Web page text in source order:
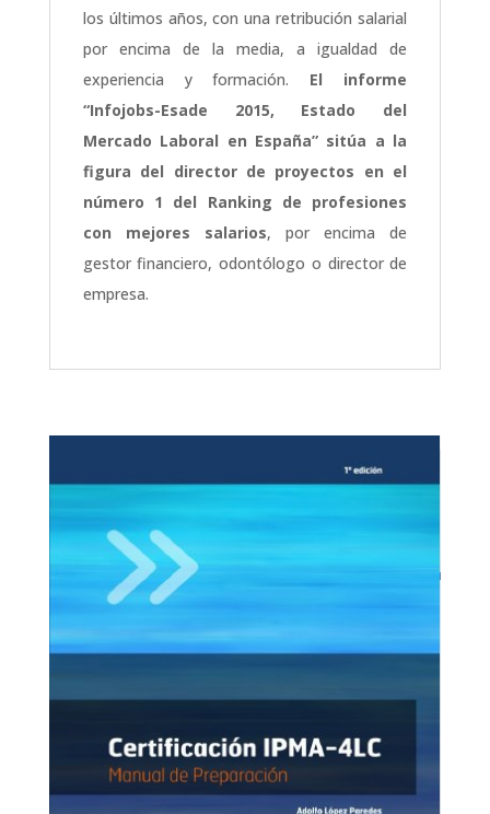
los últimos años, con una retribución salarial
por encima de la media, a igualdad de
experiencia y formación. El informe
“Infojobs-Esade 2015, Estado del
Mercado Laboral en España” sitúa a la
figura del director de proyectos en el
número 1 del Ranking de profesiones
con mejores salarios, por encima de
gestor financiero, odontólogo o director de
empresa.